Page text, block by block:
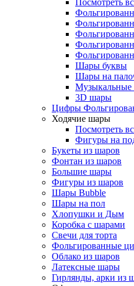
Посмотреть
Шары буквы
Шары на
3D шары
Цифры
Ходячие шары
Посмотреть
Фигуры на
Букеты из шаров
Фонтан из шаров
Большие шары
Фигуры из шаров
Шары Bubble
Шары на пол
Хлопушки и Дым
Коробка с шарами
Свечи для торта
Фольгированные
Облако из шаров
Латексные шары
Гирлянды, арки из